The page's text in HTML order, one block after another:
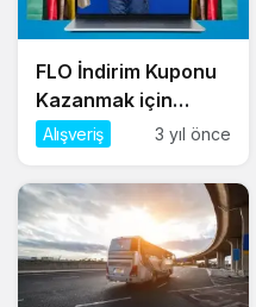
FLO İndirim Kuponu
Kazanmak için
Yapmanız
Alışveriş 3 yıl önce